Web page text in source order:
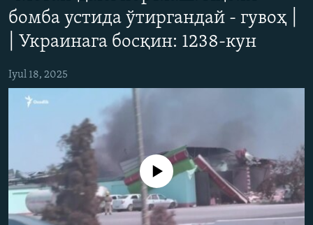
Қидиришга
ўтинг
На русском
ИЖТИМОИЙ ТАРМОҚЛАР
Озодлик бошқа тилларда
бомба устида ўтиргандай - гувоҳ |
| Украинага босқин: 1238-кун
Iyul 18, 2025
Айни дамда медиа-манба мавжуд эмас